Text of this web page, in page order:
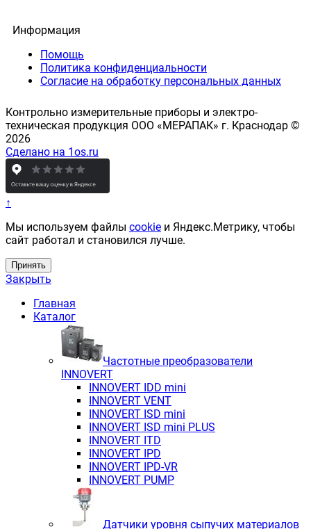
Информация
Помощь
Политика конфиденциальности
Согласие на обработку персональных данных
Контрольно измерительные приборы и электро-
техническая продукция ООО «МЕРАПАК» г. Краснодар ©
2026
Сделано на 1os.ru
↑
Мы используем файлы cookie и Яндекс.Метрику, чтобы
сайт работал и становился лучше.
Принять
Закрыть
Главная
Каталог
Частотные преобразователи
INNOVERT
INNOVERT IDD mini
INNOVERT VENT
INNOVERT ISD mini
INNOVERT ISD mini PLUS
INNOVERT ITD
INNOVERT IРD
INNOVERT IРD-VR
INNOVERT PUMP
Датчики уровня сыпучих материалов